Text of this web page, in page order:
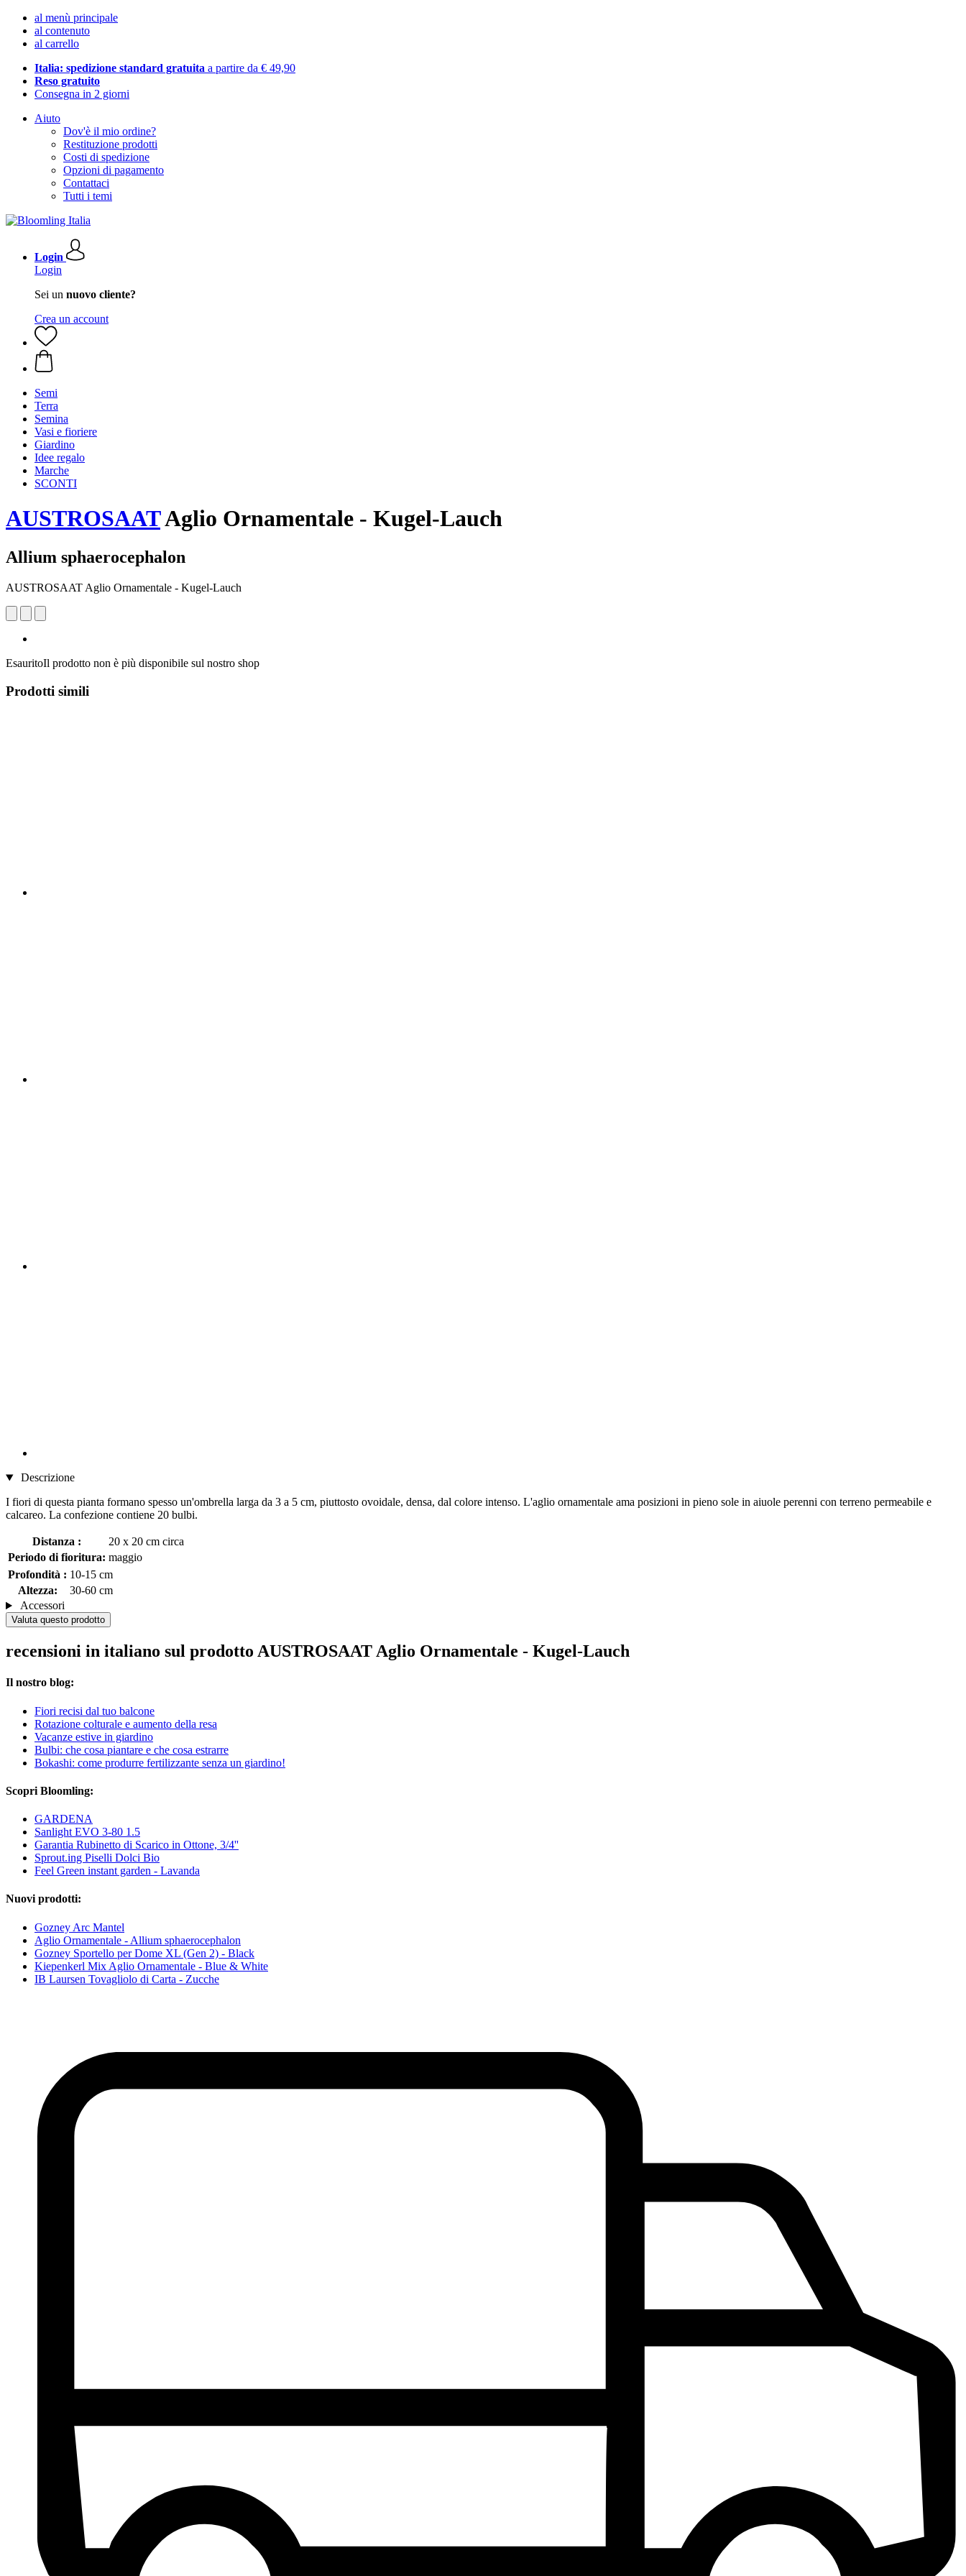
al menù principale
al contenuto
al carrello
Italia: spedizione standard gratuita a partire da € 49,90
Reso gratuito
Consegna in 2 giorni
Aiuto
Dov'è il mio ordine?
Restituzione prodotti
Costi di spedizione
Opzioni di pagamento
Contattaci
Tutti i temi
Login
Login
Sei un nuovo cliente?
Crea un account
Semi
Terra
Semina
Vasi e fioriere
Giardino
Idee regalo
Marche
SCONTI
AUSTROSAATAglio Ornamentale - Kugel-Lauch
Allium sphaerocephalon
AUSTROSAAT Aglio Ornamentale - Kugel-Lauch
EsauritoIl prodotto non è più disponibile sul nostro shop
Prodotti simili
Descrizione
I fiori di questa pianta formano spesso un'ombrella larga da 3 a 5 cm, piuttosto ovoidale, densa, dal colore intenso. L'aglio ornamentale ama posizioni in pieno sole in aiuole perenni con terreno permeabile e
calcareo. La confezione contiene 20 bulbi.
Distanza :
20 x 20 cm circa
Periodo di fioritura: maggio
Profondità : 10-15 cm
Altezza:
30-60 cm
Accessori
Valuta questo prodotto
recensioni in italiano sul prodotto AUSTROSAAT Aglio Ornamentale - Kugel-Lauch
Il nostro blog:
Fiori recisi dal tuo balcone
Rotazione colturale e aumento della resa
Vacanze estive in giardino
Bulbi: che cosa piantare e che cosa estrarre
Bokashi: come produrre fertilizzante senza un giardino!
Scopri Bloomling:
GARDENA
Sanlight EVO 3-80 1.5
Garantia Rubinetto di Scarico in Ottone, 3/4''
Sprout.ing Piselli Dolci Bio
Feel Green instant garden - Lavanda
Nuovi prodotti:
Gozney Arc Mantel
Aglio Ornamentale - Allium sphaerocephalon
Gozney Sportello per Dome XL (Gen 2) - Black
Kiepenkerl Mix Aglio Ornamentale - Blue & White
IB Laursen Tovagliolo di Carta - Zucche